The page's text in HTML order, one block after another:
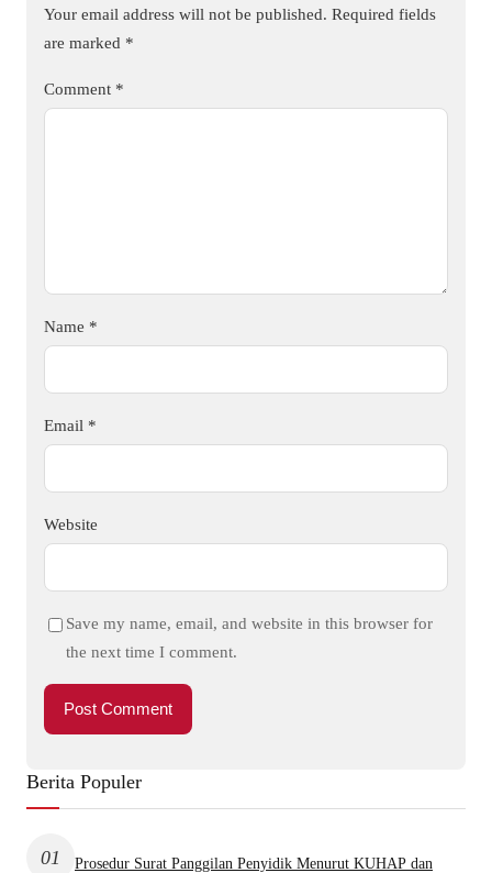
Your email address will not be published. Required fields
are marked *
Comment *
Name *
Email *
Website
Save my name, email, and website in this browser for
the next time I comment.
Berita Populer
01
Prosedur Surat Panggilan Penyidik Menurut KUHAP dan